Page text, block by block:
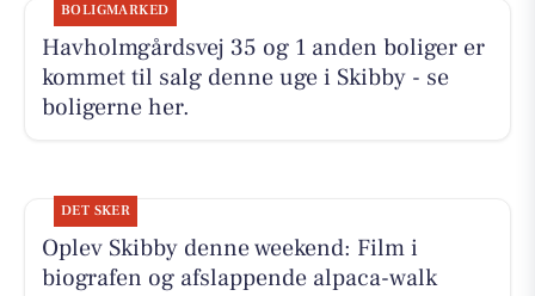
BOLIGMARKED
Havholmgårdsvej 35 og 1 anden boliger er
kommet til salg denne uge i Skibby - se
boligerne her.
DET SKER
Oplev Skibby denne weekend: Film i
biografen og afslappende alpaca-walk